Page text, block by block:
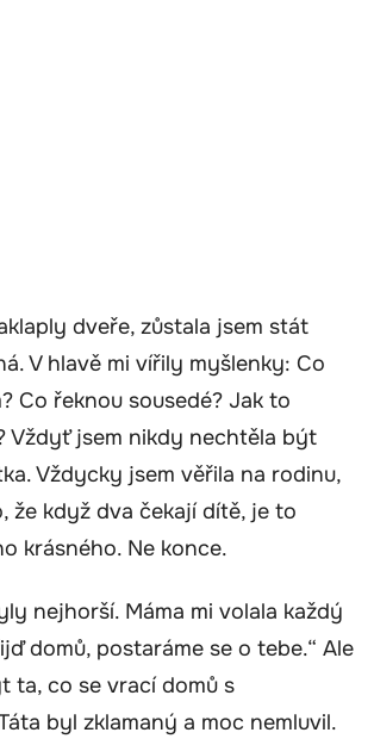
dveře, zůstala jsem stát
V hlavě mi vířily myšlenky: Co
Co řeknou sousedé? Jak to
Vždyť jsem nikdy nechtěla být
Vždycky jsem věřila na rodinu,
že když dva čekají dítě, je to
krásného. Ne konce.
nejhorší. Máma mi volala každý
domů, postaráme se o tebe.“ Ale
ta, co se vrací domů s
byl zklamaný a moc nemluvil.